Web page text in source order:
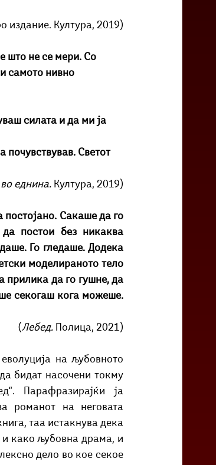
издание. Култура, 2019)
што не се мери. Со
самото нивно
силата и да ми ја
почувствував. Светот
еднина. Култура, 2019)
постојано. Сакаше да го
постои без никаква
Го гледаше. Додека
моделираното тело
прилика да го гушне, да
секогаш кога можеше.
(Лебед. Полица, 2021)
бидат насочени токму
Парафразирајќи ја
романот на неговата
таа истакнува дека
како љубовна драма, и
дело во кое секое